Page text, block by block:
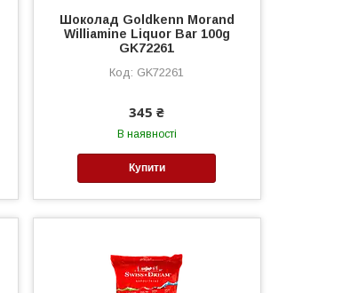
Шоколад Goldkenn Morand
Williamine Liquor Bar 100g
GK72261
GK72261
345 ₴
В наявності
Купити